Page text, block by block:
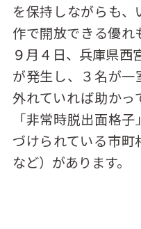
を保持しながらも
作で開放できる優
９月４日、兵庫県西
が発生し、３名が
外れていれば助かっ
「非常時脱出面格
づけられている市
など）があります。